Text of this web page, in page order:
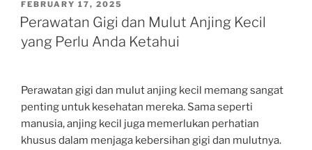
POSTED
ON
FEBRUARY 17, 2025
Perawatan Gigi dan Mulut Anjing Kecil
yang Perlu Anda Ketahui
Perawatan gigi dan mulut anjing kecil memang sangat
penting untuk kesehatan mereka. Sama seperti
manusia, anjing kecil juga memerlukan perhatian
khusus dalam menjaga kebersihan gigi dan mulutnya.